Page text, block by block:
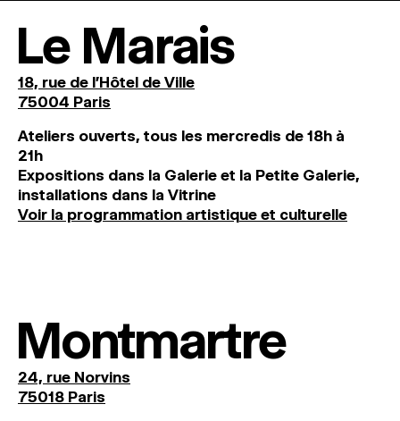
Le Marais
18, rue de l'Hôtel de Ville
75004 Paris
Ateliers ouverts, tous les mercredis de 18h à
21h
Expositions dans la Galerie et la Petite Galerie,
installations dans la Vitrine
Voir la programmation artistique et culturelle
Montmartre
24, rue Norvins
75018 Paris